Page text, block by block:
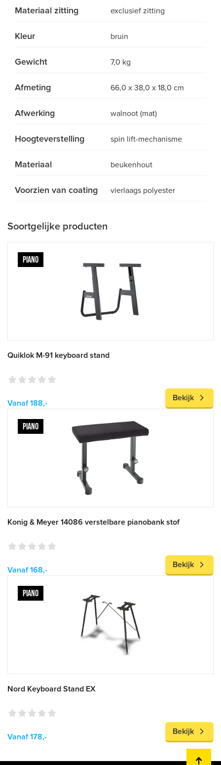
Materiaal zitting exclusief zitting
Kleur bruin
Gewicht 7,0 kg
Afmeting 66,0 x 38,0 x 18,0 cm
Afwerking walnoot (mat)
Hoogteverstelling spin lift-mechanisme
Materiaal beukenhout
Voorzien van coating vierlaags polyester
Soortgelijke producten
PIANO
Quiklok M-91 keyboard stand
Vanaf 188,-
Bekijk
PIANO
Konig & Meyer 14086 verstelbare pianobank stof
Vanaf 168,-
Bekijk
PIANO
Nord Keyboard Stand EX
Vanaf 178,-
Bekijk